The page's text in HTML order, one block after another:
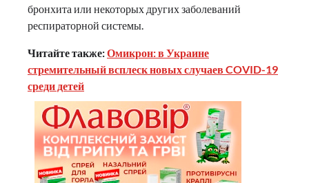
бронхита или некоторых других заболеваний
респираторной системы.
Читайте также:Омикрон: в Украине
стремительный всплеск новых случаев COVID-19
среди детей